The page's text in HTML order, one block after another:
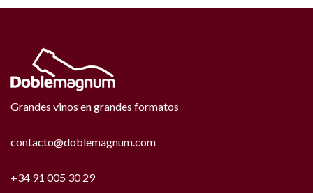
Grandes vinos en grandes formatos
contacto@doblemagnum.com
+34 91 005 30 29